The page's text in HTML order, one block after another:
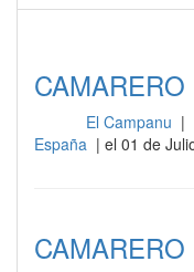
El Campanu |
España | el 01 de